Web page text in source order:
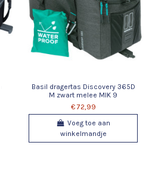
Basil dragertas Discovery 365D
M zwart melee MIK 9
€ 72,99
Voeg toe aan
winkelmandje